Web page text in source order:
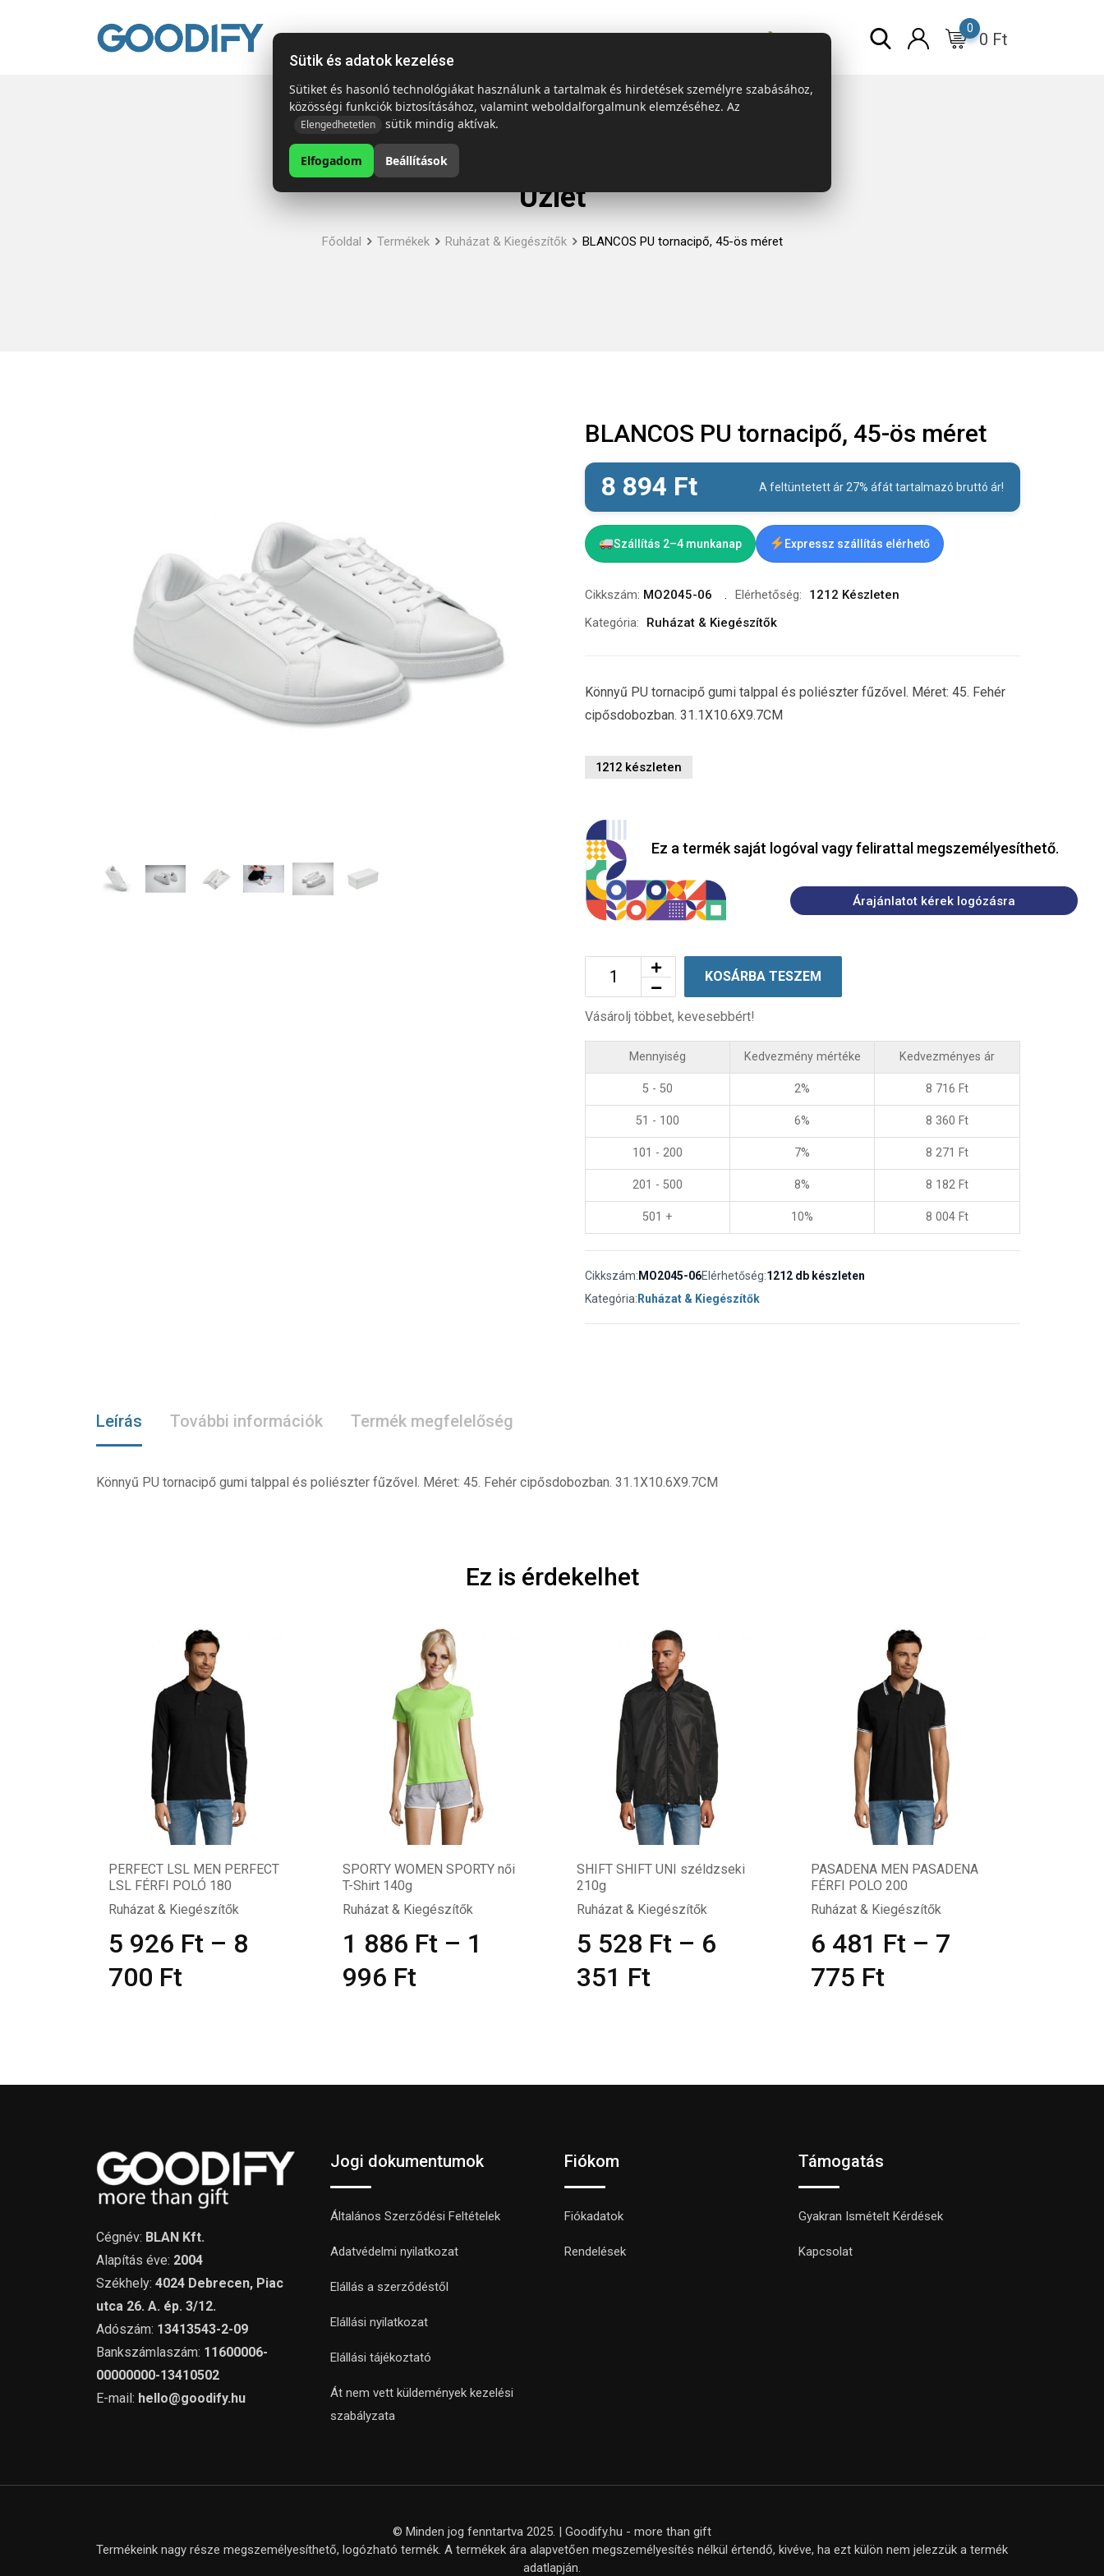
Kezdőlap Termékek Emblémázás és szállítás Tech = Kedvező ár ESG 0 Ft
0
Üzlet
Főoldal Termékek Ruházat & Kiegészítők BLANCOS PU tornacipő, 45-ös méret
BLANCOS PU tornacipő, 45-ös méret
8 894 Ft A feltüntetett ár 27% áfát tartalmazó bruttó ár!
Szállítás 2–4 munkanap Expressz szállítás elérhető
Cikkszám: MO2045-06 Elérhetőség:
1212 Készleten
Kategória:
Ruházat & Kiegészítők
Könnyű PU tornacipő gumi talppal és poliészter fűzővel. Méret: 45. Fehér
cipősdobozban. 31.1X10.6X9.7CM
1212 készleten
Ez a termék saját logóval vagy felirattal megszemélyesíthető.
Árajánlatot kérek logózásra
KOSÁRBA TESZEM
Vásárolj többet, kevesebbért!
Mennyiség Kedvezmény mértéke Kedvezményes ár
5 - 50 2% 8 716 Ft
51 - 100 6% 8 360 Ft
101 - 200 7% 8 271 Ft
201 - 500 8% 8 182 Ft
501 + 10% 8 004 Ft
Cikkszám: MO2045-06Elérhetőség:1212 db készleten
Kategória: Ruházat & Kiegészítők
Leírás További információk Termék megfelelőség
Könnyű PU tornacipő gumi talppal és poliészter fűzővel. Méret: 45. Fehér cipősdobozban. 31.1X10.6X9.7CM
Ez is érdekelhet
PERFECT LSL MEN PERFECT
LSL FÉRFI POLÓ 180
Ruházat & Kiegészítők
5 926 Ft – 8
700 Ft
SPORTY WOMEN SPORTY női
T-Shirt 140g
Ruházat & Kiegészítők
1 886 Ft – 1
996 Ft
SHIFT SHIFT UNI széldzseki
210g
Ruházat & Kiegészítők
5 528 Ft – 6
351 Ft
PASADENA MEN PASADENA
FÉRFI POLO 200
Ruházat & Kiegészítők
6 481 Ft – 7
775 Ft
Cégnév: BLAN Kft.
Alapítás éve: 2004
Székhely: 4024 Debrecen, Piac
utca 26. A. ép. 3/12.
Adószám: 13413543-2-09
Bankszámlaszám: 11600006-
00000000-13410502
E-mail: hello@goodify.hu
Jogi dokumentumok
Általános Szerződési Feltételek
Adatvédelmi nyilatkozat
Elállás a szerződéstől
Elállási nyilatkozat
Elállási tájékoztató
Át nem vett küldemények kezelési
szabályzata
Fiókom
Fiókadatok
Rendelések
Támogatás
Gyakran Ismételt Kérdések
Kapcsolat
© Minden jog fenntartva 2025. | Goodify.hu - more than gift
Termékeink nagy része megszemélyesíthető, logózható termék. A termékek ára alapvetően megszemélyesítés nélkül értendő, kivéve, ha ezt külön nem jelezzük a termék
adatlapján.
Sütik és adatok kezelése
Sütiket és hasonló technológiákat használunk a tartalmak és hirdetések személyre szabásához,
közösségi funkciók biztosításához, valamint weboldalforgalmunk elemzéséhez. Az
Elengedhetetlen sütik mindig aktívak.
Elfogadom Beállítások